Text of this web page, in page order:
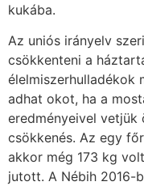
kukába.
Az uniós irányelv
csökkenteni a
élelmiszerhulladékok
adhat okot, ha a
eredményeivel vetjük
csökkenés. Az egy
akkor még 173 kg
jutott. A Nébih 2016-